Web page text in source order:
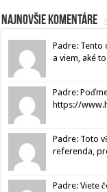
Najnovšie komentáre
Padre: Tento
a viem, aké
Padre:
https://
Padre: Toto
referenda,
Padre: Viete